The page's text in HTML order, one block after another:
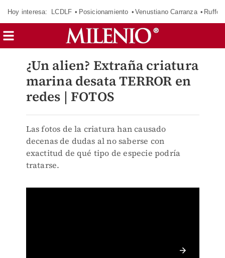
Hoy interesa: LCDLF Posicionamiento Venustiano Carranza Ruffo
¿Un alien? Extraña criatura
marina desata TERROR en
redes | FOTOS
Las fotos de la criatura han causado
decenas de dudas al no saberse con
exactitud de qué tipo de especie podría
tratarse.